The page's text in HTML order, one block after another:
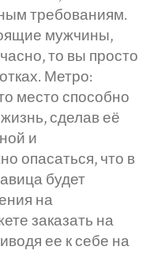
требованиям.
мужчины,
то вы просто
Метро:
место способно
сделав её
и
опасаться, что в
будет
на
заказать на
ее к себе на